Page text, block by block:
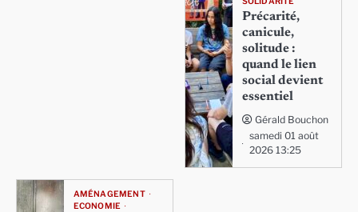
Précarité,
canicule,
solitude :
quand le lien
social devient
essentiel
Gérald Bouchon
samedi 01 août
2026 13:25
AMÉNAGEMENT
ECONOMIE